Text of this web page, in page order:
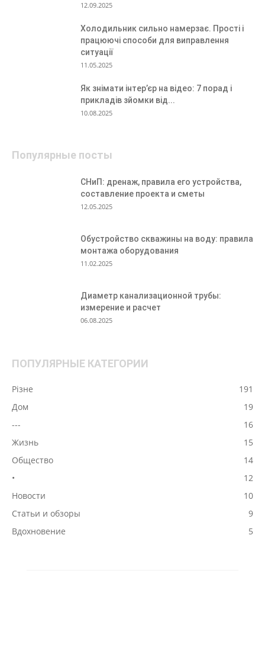
12.09.2025
Холодильник сильно намерзає. Прості і
працюючі способи для виправлення
ситуації
11.05.2025
Як знімати інтер’єр на відео: 7 порад і
прикладів зйомки від...
10.08.2025
Популярные посты
СНиП: дренаж, правила его устройства,
составление проекта и сметы
12.05.2025
Обустройство скважины на воду: правила
монтажа оборудования
11.02.2025
Диаметр канализационной трубы:
измерение и расчет
06.08.2025
ПОПУЛЯРНЫЕ КАТЕГОРИИ
Різне
191
Дом
19
---
16
Жизнь
15
Общество
14
•
12
Новости
10
Статьи и обзоры
9
Вдохновение
5